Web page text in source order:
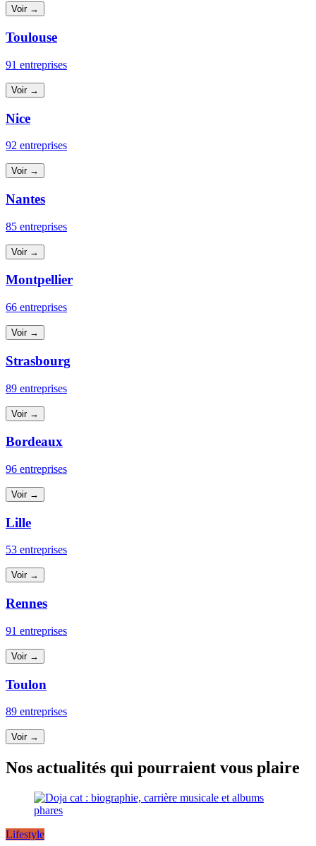
Voir →
Toulouse
91 entreprises
Voir →
Nice
92 entreprises
Voir →
Nantes
85 entreprises
Voir →
Montpellier
66 entreprises
Voir →
Strasbourg
89 entreprises
Voir →
Bordeaux
96 entreprises
Voir →
Lille
53 entreprises
Voir →
Rennes
91 entreprises
Voir →
Toulon
89 entreprises
Voir →
Nos actualités qui pourraient vous plaire
Lifestyle